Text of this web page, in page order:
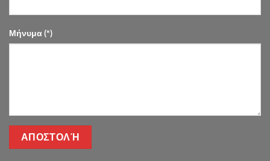
Μήνυμα (*)